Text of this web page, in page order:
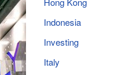
Indonesia
Investing
Italy